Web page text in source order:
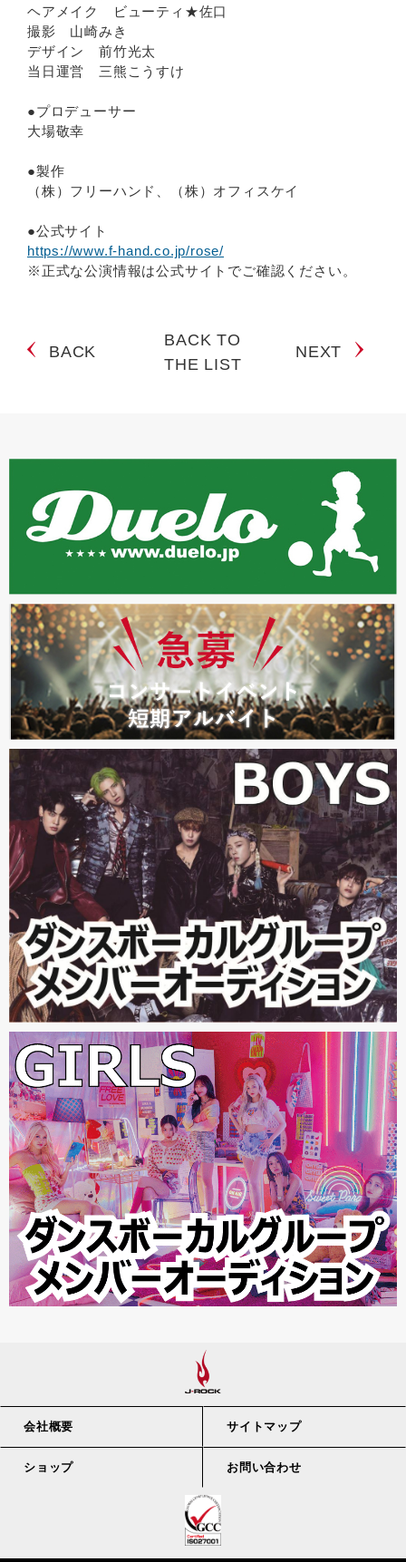
ヘアメイク ビューティ★佐口
撮影 山崎みき
デザイン 前竹光太
当日運営 三熊こうすけ
●プロデューサー
大場敬幸
●製作
（株）フリーハンド、（株）オフィスケイ
●公式サイト
https://www.f-hand.co.jp/rose/
※正式な公演情報は公式サイトでご確認ください。
BACK
BACK TO
THE LIST
NEXT
会社概要 サイトマップ
ショップ お問い合わせ